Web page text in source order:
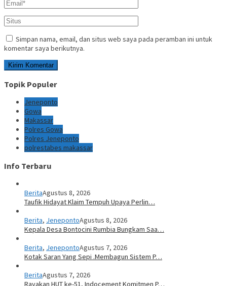
Simpan nama, email, dan situs web saya pada peramban ini untuk
komentar saya berikutnya.
Topik Populer
Jeneponto
Gowa
Makassar
Polres Gowa
Polres Jeneponto
polrestabes makassar
Info Terbaru
BeritaAgustus 8, 2026
Taufik Hidayat Klaim Tempuh Upaya Perlin…
Berita, JenepontoAgustus 8, 2026
Kepala Desa Bontocini Rumbia Bungkam Saa…
Berita, JenepontoAgustus 7, 2026
Kotak Saran Yang Sepi .Membagun Sistem P…
BeritaAgustus 7, 2026
Rayakan HUT ke-51, Indocement Komitmen P…